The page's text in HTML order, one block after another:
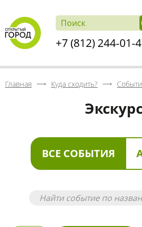
+7 (812) 244-01-
Главная Куда сходить?
ВСЕ СОБЫТИЯ